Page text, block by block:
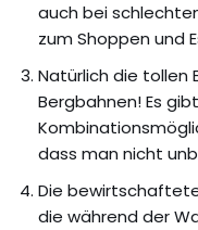
auch bei
zum Shoppen und
Natürlich die tollen
Bergbahnen! Es
dass man nicht
Die
die während der